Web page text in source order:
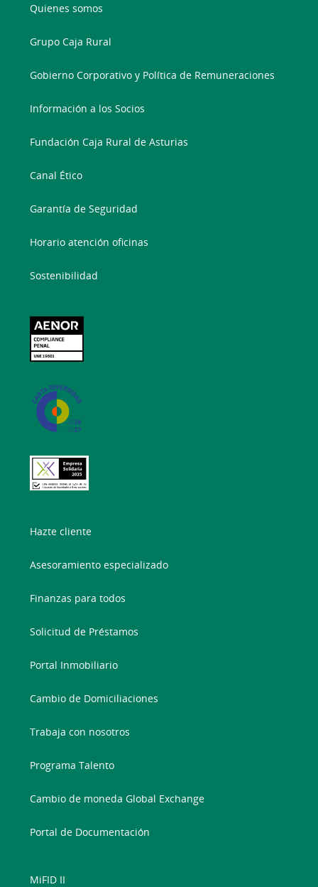
Quienes somos
Grupo Caja Rural
Gobierno Corporativo y Política de Remuneraciones
Información a los Socios
Fundación Caja Rural de Asturias
Canal Ético
Garantía de Seguridad
Horario atención oficinas
Sostenibilidad
Hazte cliente
Asesoramiento especializado
Finanzas para todos
Solicitud de Préstamos
Portal Inmobiliario
Cambio de Domiciliaciones
Trabaja con nosotros
Programa Talento
Cambio de moneda Global Exchange
Portal de Documentación
MiFID II